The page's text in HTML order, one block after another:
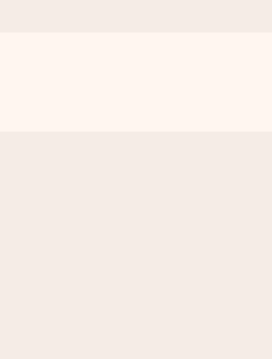
jen spousta lásky pro daný